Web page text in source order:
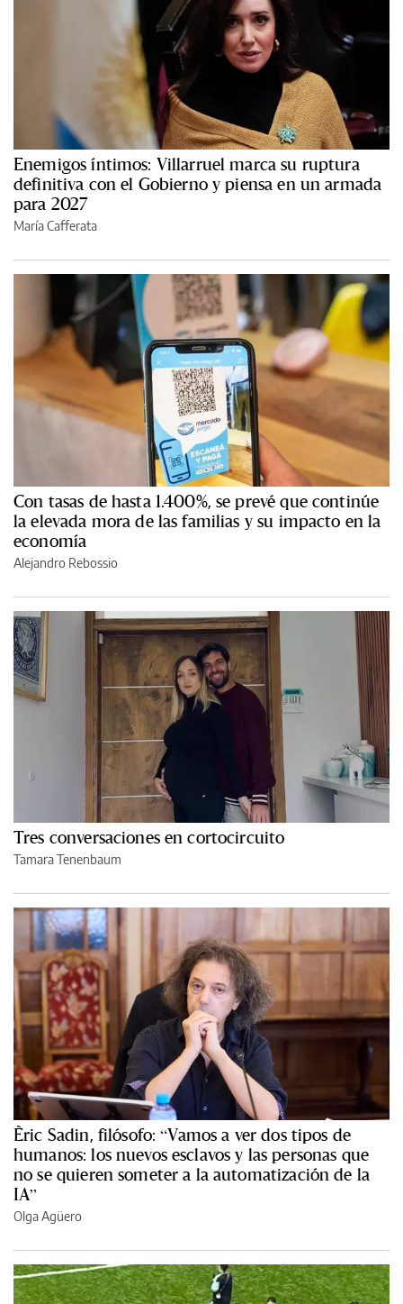
Enemigos íntimos: Villarruel marca su ruptura
definitiva con el Gobierno y piensa en un armada
para 2027
María Cafferata
Con tasas de hasta 1.400%, se prevé que continúe
la elevada mora de las familias y su impacto en la
economía
Alejandro Rebossio
Tres conversaciones en cortocircuito
Tamara Tenenbaum
Èric Sadin, filósofo: “Vamos a ver dos tipos de
humanos: los nuevos esclavos y las personas que
no se quieren someter a la automatización de la
IA”
Olga Agüero